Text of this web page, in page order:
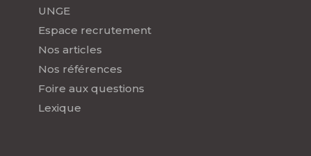
UNGE
Espace recrutement
Nos articles
Nos références
Foire aux questions
Lexique